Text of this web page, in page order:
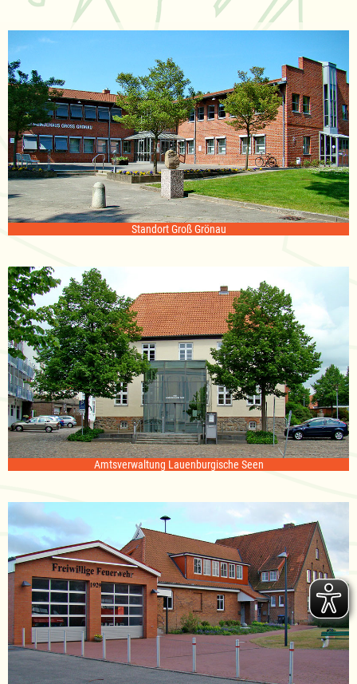
Standort Groß Grönau
Amtsverwaltung Lauenburgische Seen